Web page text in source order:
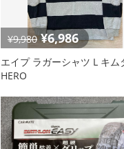
¥9,980 ¥6,986
エイプ ラガーシャツ L キム
HERO